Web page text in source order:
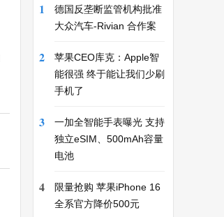
1
德国反垄断监管机构批准
大众汽车-Rivian 合作案
2
苹果CEO库克：Apple智
能很强 终于能让我们少刷
手机了
3
一加全智能手表曝光 支持
独立eSIM、500mAh容量
电池
4
限量抢购 苹果iPhone 16
全系官方降价500元